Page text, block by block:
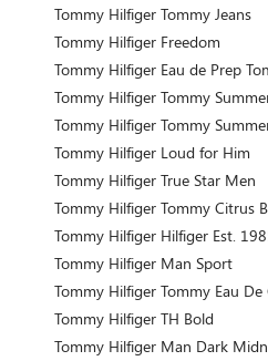
Tommy Hilfiger Tommy Jeans
Tommy Hilfiger Freedom
Tommy Hilfiger Eau de Prep
Tommy Hilfiger Tommy
Tommy Hilfiger Tommy
Tommy Hilfiger Loud for Him
Tommy Hilfiger True Star Men
Tommy Hilfiger Tommy Citrus
Tommy Hilfiger Hilfiger Est.
Tommy Hilfiger Man Sport
Tommy Hilfiger Tommy Eau De
Tommy Hilfiger TH Bold
Tommy Hilfiger Man Dark